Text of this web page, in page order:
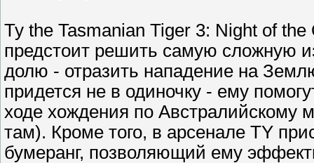
Ty the Tasmanian Tiger 3: Night of
предстоит решить самую сложную
долю - отразить нападение на
придется не в одиночку - ему
ходе хождения по Австралийскому
там). Кроме того, в арсенале TY
бумеранг, позволяющий ему